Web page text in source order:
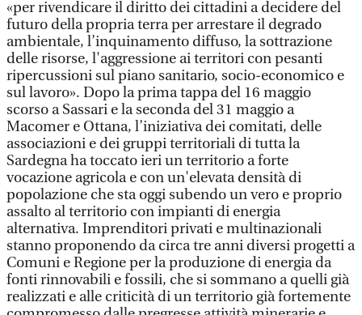
«per rivendicare il diritto dei cittadini a decidere del
futuro della propria terra per arrestare il degrado
ambientale, l’inquinamento diffuso, la sottrazione
delle risorse, l'aggressione ai territori con pesanti
ripercussioni sul piano sanitario, socio-economico e
sul lavoro». Dopo la prima tappa del 16 maggio
scorso a Sassari e la seconda del 31 maggio a
Macomer e Ottana, l’iniziativa dei comitati, delle
associazioni e dei gruppi territoriali di tutta la
Sardegna ha toccato ieri un territorio a forte
vocazione agricola e con un'elevata densità di
popolazione che sta oggi subendo un vero e proprio
assalto al territorio con impianti di energia
alternativa. Imprenditori privati e multinazionali
stanno proponendo da circa tre anni diversi progetti a
Comuni e Regione per la produzione di energia da
fonti rinnovabili e fossili, che si sommano a quelli già
realizzati e alle criticità di un territorio già fortemente